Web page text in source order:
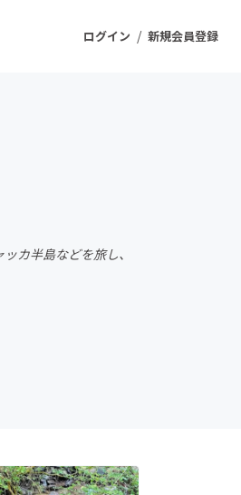
ログイン / 新規会員登録
ン
カ半島などを旅し、